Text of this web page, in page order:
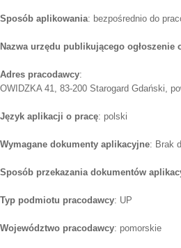
Sposób aplikowania: bezpośrednio do
Nazwa urzędu publikującego ogłoszenie
Adres pracodawcy:
OWIDZKA 41, 83-200 Starogard Gdański,
Język aplikacji o pracę: polski
Wymagane dokumenty aplikacyjne: Brak
Sposób przekazania dokumentów
Typ podmiotu pracodawcy: UP
Województwo pracodawcy: pomorskie